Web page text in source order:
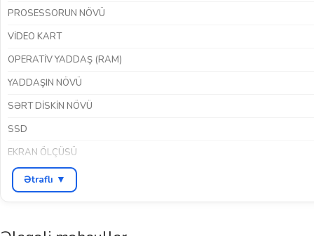
PROSESSORUN NÖVÜ
VIDEO KART
OPERATIV YADDAŞ (RAM)
YADDAŞIN NÖVÜ
SƏRT DISKIN NÖVÜ
SSD
EKRAN ÖLÇÜSÜ
EKRAN ICAZƏSI
Ətraflı ▼